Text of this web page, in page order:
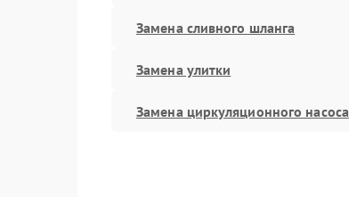
Замена сливного шланга
Замена улитки
Замена циркуляционного насоса